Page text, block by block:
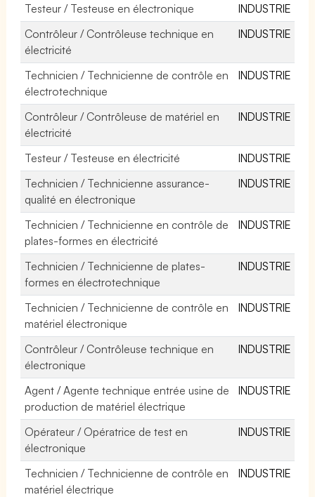
Testeur / Testeuse en électronique
INDUSTRIE
Contrôleur / Contrôleuse technique en
électricité
INDUSTRIE
Technicien / Technicienne de contrôle en
électrotechnique
INDUSTRIE
Contrôleur / Contrôleuse de matériel en
électricité
INDUSTRIE
Testeur / Testeuse en électricité
INDUSTRIE
Technicien / Technicienne assurance-
qualité en électronique
INDUSTRIE
Technicien / Technicienne en contrôle de
plates-formes en électricité
INDUSTRIE
Technicien / Technicienne de plates-
formes en électrotechnique
INDUSTRIE
Technicien / Technicienne de contrôle en
matériel électronique
INDUSTRIE
Contrôleur / Contrôleuse technique en
électronique
INDUSTRIE
Agent / Agente technique entrée usine de
production de matériel électrique
INDUSTRIE
Opérateur / Opératrice de test en
électronique
INDUSTRIE
Technicien / Technicienne de contrôle en
matériel électrique
INDUSTRIE